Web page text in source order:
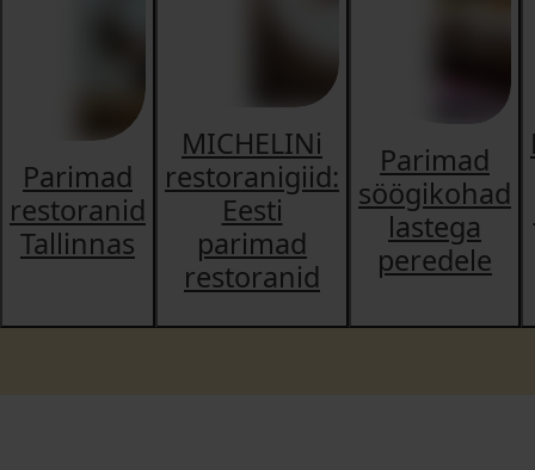
Parimad
restoranid
Tallinnas
MICHELINi
restoranigiid:
Eesti
parimad
restoranid
Parimad
söögikohad
lastega
peredele